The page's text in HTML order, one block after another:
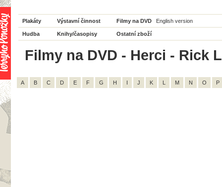
Plakáty Výstavní činnost Filmy na DVD English version
Hudba Knihy/časopisy Ostatní zboží
Filmy na DVD - Herci - Rick
A B C D E F G H I J K L M N O P